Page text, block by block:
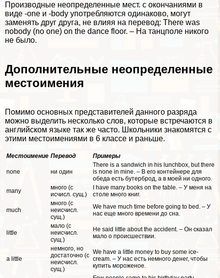
Производные неопределенные мест. с окончаниями в
виде -one и -body употрeбляются одинаково, могут
заменять друг друга, не влияя на перевод: There was
nobody (no one) on the dance floor. – На танцполе никого
не было.
Дополнительные неопределенные
местоимения
Помимо основных представителей данного разряда
можно выделить несколько слов, которые встречаются в
английском языке так же часто. Школьники знакомятся с
этими местоимениями в 6 классе и раньше.
Местоимение Перевод Примеры
none ни один
There is a sandwich in his lunchbox, but there
is none in mine. – В его контейнере для
обеда есть бутерброд, а в моей ни одного.
many
много (с
исчисл. сущ.)
I have many books on the table. – У меня на
столе много книг.
much
много (с
неисчисл.
сущ.)
We have much time before going to bed. – У
нас еще много времени до сна.
little
мало (с
неисчисл.
сущ.)
He said little about the accident. – Он сказал
мало о происшествии.
a little
немного, но
достаточно (с
неисчисл.
сущ.)
We have a little money to buy some ice-
cream. – У нас есть немного денег, чтобы
купить мороженое.